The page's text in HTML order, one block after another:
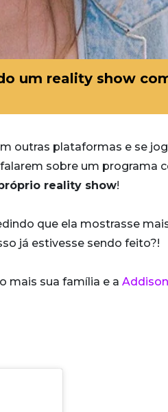
um reality show
outras plataformas e se
falarem sobre um programa
reality show!
que ela mostrasse
já estivesse sendo feito?!
mais sua família e a Addison